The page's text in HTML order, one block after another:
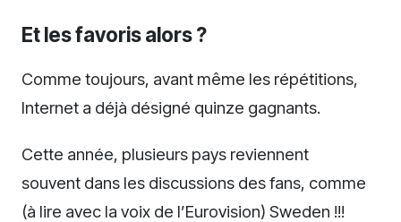
Et les favoris alors ?
Comme toujours, avant même les répétitions,
Internet a déjà désigné quinze gagnants.
Cette année, plusieurs pays reviennent
souvent dans les discussions des fans, comme
(à lire avec la voix de l’Eurovision) Sweden !!!